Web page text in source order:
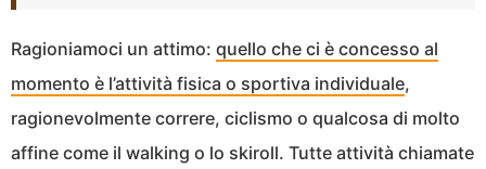
Ragioniamoci un attimo: quello che ci è concesso al
momento è l’attività fisica o sportiva individuale,
ragionevolmente correre, ciclismo o qualcosa di molto
affine come il walking o lo skiroll. Tutte attività chiamate